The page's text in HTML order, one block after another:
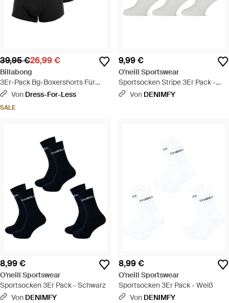
39,95 €26,99 €
Billabong
3Er-Pack Bg-Boxershorts Für
Herren - Schwarz
Von Dress-For-Less
SALE
9,99 €
O'neill Sportswear
Sportsocken Stripe 3Er Pack -
WeißVon DENIMFY
8,99 €
O'neill Sportswear
Sportsocken 3Er Pack - Schwarz
Von DENIMFY
8,99 €
O'neill Sportswear
Sportsocken 3Er Pack - Weiß
Von DENIMFY